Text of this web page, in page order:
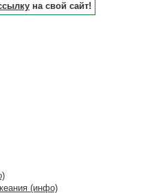
на свой сайт!
(инфо)